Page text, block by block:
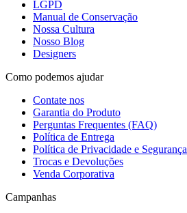
LGPD
Manual de Conservação
Nossa Cultura
Nosso Blog
Designers
Como podemos ajudar
Contate nos
Garantia do Produto
Perguntas Frequentes (FAQ)
Política de Entrega
Política de Privacidade e Segurança
Trocas e Devoluções
Venda Corporativa
Campanhas